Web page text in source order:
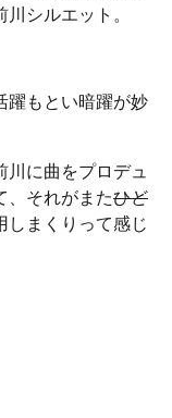
シルエット。
躍もとい暗躍が妙
に曲をプロデュ
、それがまたひど
しまくりって感じ